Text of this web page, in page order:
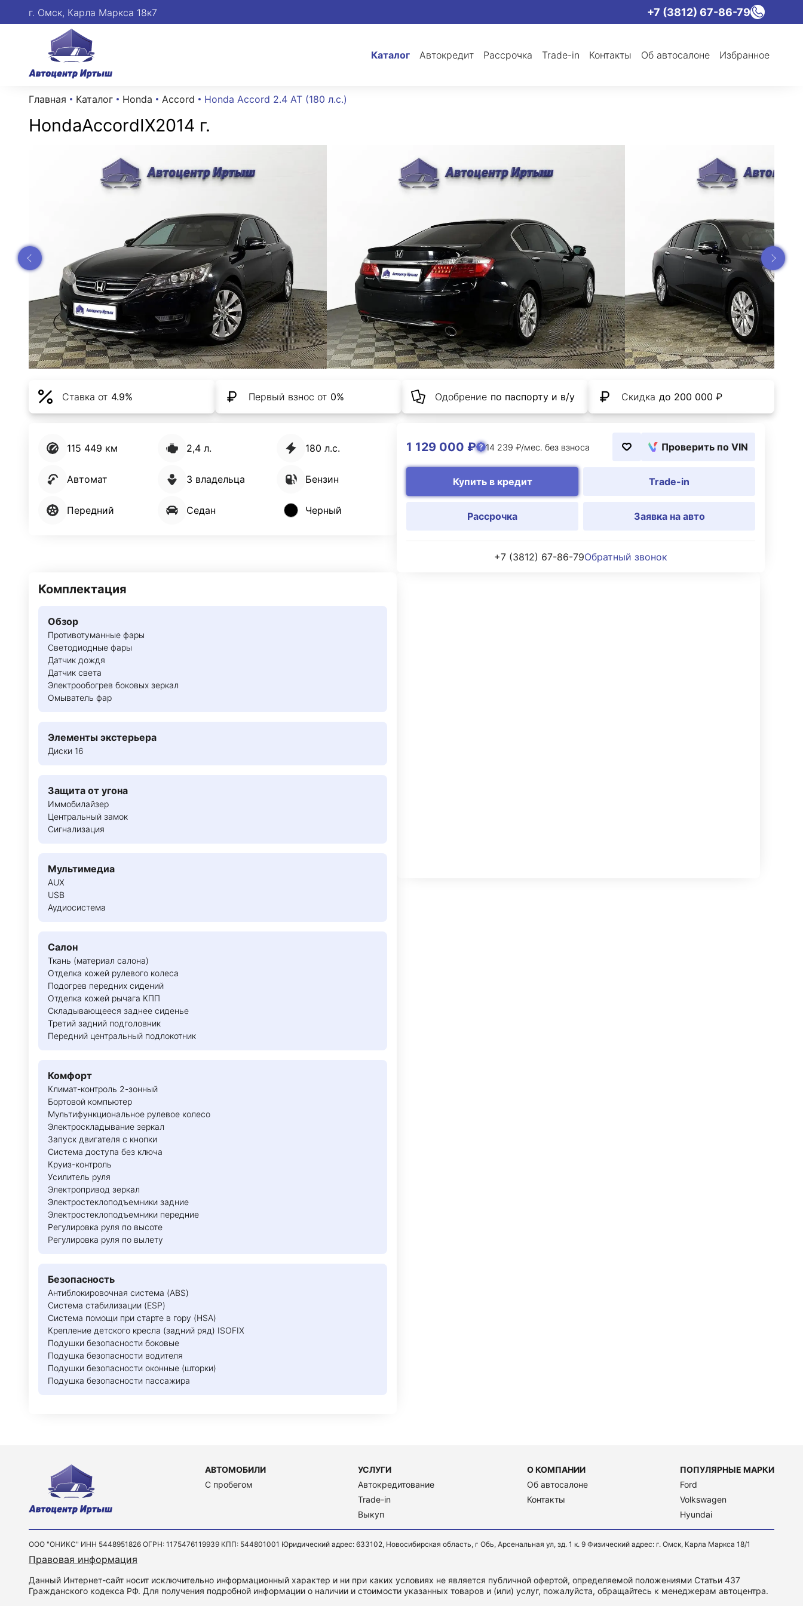
г. Омск, Карла Маркса 18к7 +7 (3812) 67-86-79
Каталог Автокредит Рассрочка Trade-in Контакты Об автосалоне Избранное
Главная Каталог Honda Accord Honda Accord 2.4 AT (180 л.с.)
HondaAccordIX2014 г.
Ставка от 4.9% Первый взнос от 0% Одобрение по паспорту и в/у Скидка до 200 000 ₽
115 449 км 2,4 л. 180 л.с.
Автомат 3 владельца Бензин
Передний Седан Черный
1 129 000 ₽ 14 239 ₽/мес. без взноса Проверить по VIN
Купить в кредит Trade-in
Рассрочка Заявка на авто
+7 (3812) 67-86-79Обратный звонок
Комплектация
Обзор
Противотуманные фары
Светодиодные фары
Датчик дождя
Датчик света
Электрообогрев боковых зеркал
Омыватель фар
Элементы экстерьера
Диски 16
Защита от угона
Иммобилайзер
Центральный замок
Сигнализация
Мультимедиа
AUX
USB
Аудиосистема
Салон
Ткань (материал салона)
Отделка кожей рулевого колеса
Подогрев передних сидений
Отделка кожей рычага КПП
Складывающееся заднее сиденье
Третий задний подголовник
Передний центральный подлокотник
Комфорт
Климат-контроль 2-зонный
Бортовой компьютер
Мультифункциональное рулевое колесо
Электроскладывание зеркал
Запуск двигателя с кнопки
Система доступа без ключа
Круиз-контроль
Усилитель руля
Электропривод зеркал
Электростеклоподъемники задние
Электростеклоподъемники передние
Регулировка руля по высоте
Регулировка руля по вылету
Безопасность
Антиблокировочная система (ABS)
Система стабилизации (ESP)
Система помощи при старте в гору (HSA)
Крепление детского кресла (задний ряд) ISOFIX
Подушки безопасности боковые
Подушка безопасности водителя
Подушки безопасности оконные (шторки)
Подушка безопасности пассажира
АВТОМОБИЛИ
C пробегом
УСЛУГИ
Автокредитование
Trade-in
Выкуп
О КОМПАНИИ
Об автосалоне
Контакты
ПОПУЛЯРНЫЕ МАРКИ
Ford
Volkswagen
Hyundai
ООО "ОНИКС" ИНН 5448951826 ОГРН: 1175476119939 КПП: 544801001 Юридический адрес: 633102, Новосибирская область, г Обь, Арсенальная ул, зд. 1 к. 9 Физический адрес: г. Омск, Карла Маркса 18/1
Правовая информация
Данный Интернет-сайт носит исключительно информационный характер и ни при каких условиях не является публичной офертой, определяемой положениями Статьи 437
Гражданского кодекса РФ. Для получения подробной информации о наличии и стоимости указанных товаров и (или) услуг, пожалуйста, обращайтесь к менеджерам автоцентра.